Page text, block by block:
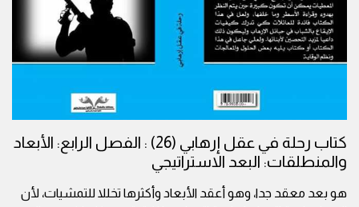
كتاب رحلة في عقل إرهابي (26) : الفصل الرابع: الأبعاد
والمنطلقات: البعد الاستراتيجي
هو بعد معقد جدا، وهو أعقد الأبعاد وأكثرها تخللا للتمشيات، لأن